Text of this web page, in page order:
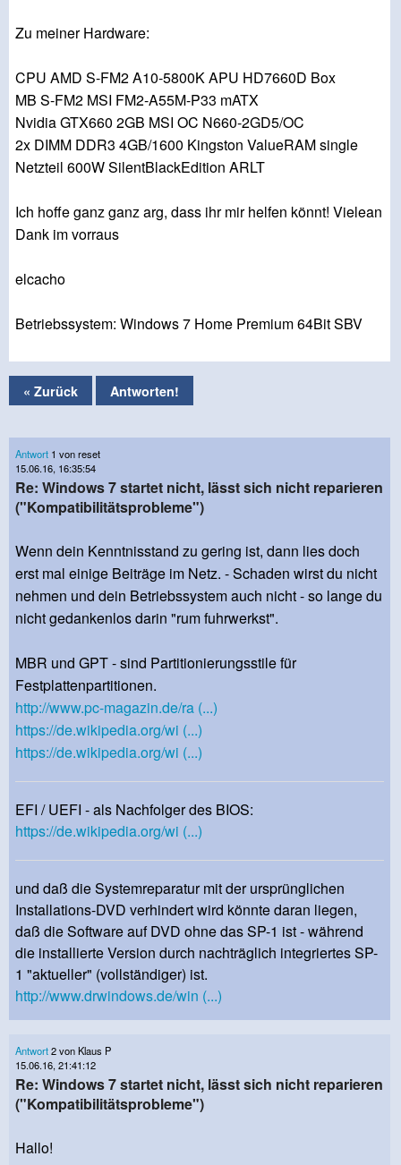
Zu meiner Hardware:
CPU AMD S-FM2 A10-5800K APU HD7660D Box
MB S-FM2 MSI FM2-A55M-P33 mATX
Nvidia GTX660 2GB MSI OC N660-2GD5/OC
2x DIMM DDR3 4GB/1600 Kingston ValueRAM single
Netzteil 600W SilentBlackEdition ARLT
Ich hoffe ganz ganz arg, dass ihr mir helfen könnt! Vielean
Dank im vorraus
elcacho
Betriebssystem: Windows 7 Home Premium 64Bit SBV
« Zurück Antworten!
Antwort 1 von reset
15.06.16, 16:35:54
Re: Windows 7 startet nicht, lässt sich nicht reparieren
("Kompatibilitätsprobleme")
Wenn dein Kenntnisstand zu gering ist, dann lies doch
erst mal einige Beiträge im Netz. - Schaden wirst du nicht
nehmen und dein Betriebssystem auch nicht - so lange du
nicht gedankenlos darin "rum fuhrwerkst".
MBR und GPT - sind Partitionierungsstile für
Festplattenpartitionen.
http://www.pc-magazin.de/ra (...)
https://de.wikipedia.org/wi (...)
https://de.wikipedia.org/wi (...)
EFI / UEFI - als Nachfolger des BIOS:
https://de.wikipedia.org/wi (...)
und daß die Systemreparatur mit der ursprünglichen
Installations-DVD verhindert wird könnte daran liegen,
daß die Software auf DVD ohne das SP-1 ist - während
die installierte Version durch nachträglich integriertes SP-
1 "aktueller" (vollständiger) ist.
http://www.drwindows.de/win (...)
Antwort2 von Klaus P
15.06.16, 21:41:12
Re: Windows 7 startet nicht, lässt sich nicht reparieren
("Kompatibilitätsprobleme")
Hallo!